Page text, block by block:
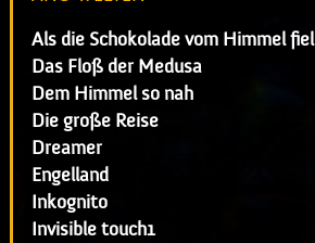
Als die Schokolade vom Himmel fiel
Das Floß der Medusa
Dem Himmel so nah
Die große Reise
Dreamer
Engelland
Inkognito
Invisible touch1